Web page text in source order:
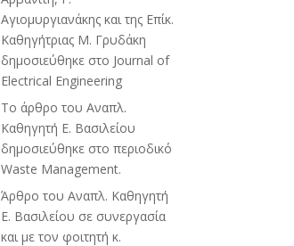
Αγιομυργιανάκης και της Επίκ.
Καθηγήτριας Μ. Γρυδάκη
δημοσιεύθηκε στο Journal of
Electrical Engineering
Το άρθρο του Αναπλ.
Καθηγητή Ε. Βασιλείου
δημοσιεύθηκε στο περιοδικό
Waste Management.
Άρθρο του Αναπλ. Καθηγητή
Ε. Βασιλείου σε συνεργασία
και με τον φοιτητή κ.